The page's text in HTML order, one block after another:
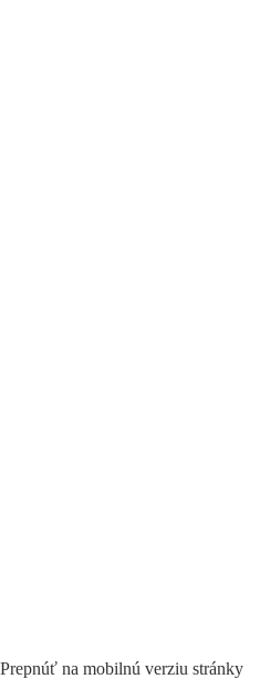
Prepnúť na mobilnú verziu stránky